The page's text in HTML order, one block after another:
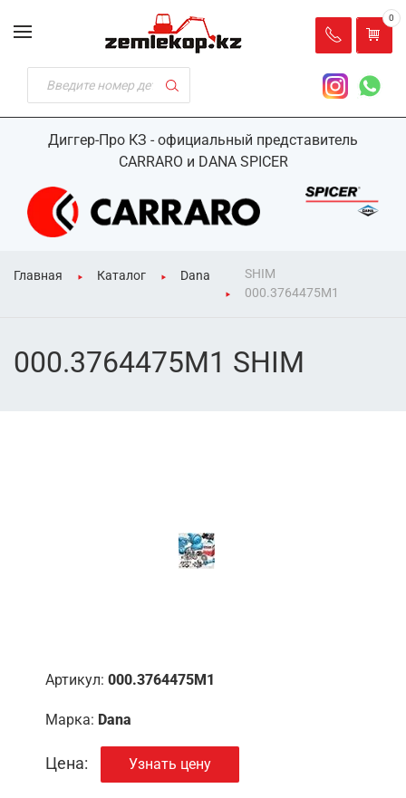
Диггер-Про КЗ - официальный представитель
CARRARO и DANA SPICER
0
Главная Каталог Dana
SHIM
000.3764475M1
000.3764475M1 SHIM
Артикул: 000.3764475M1
Марка: Dana
Цена: Узнать цену